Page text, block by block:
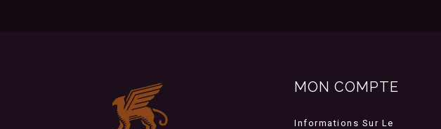
MON COMPTE
Informations Sur Le